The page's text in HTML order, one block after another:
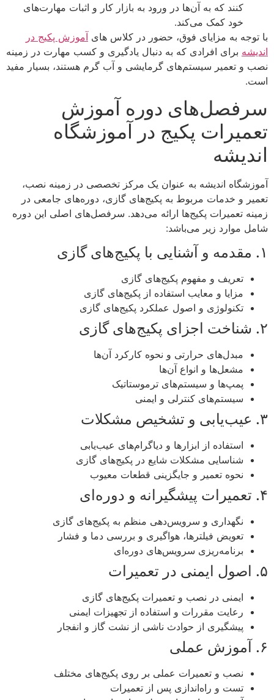
کنند که به آن‌ها در ورود به بازار کار و اثبات مهارت‌های
خود کمک می‌کند.
با توجه به مزایای فوق، حضور در کلاس های آموزش پکیج در
اندیشه برای افرادی که به دنبال یادگیری و کسب مهارت در زمینه
نصب و تعمیر سیستم‌های گرمایشی و آب گرم هستند، بسیار مفید
است.
سرفصل‌های دوره آموزش
تعمیرات پکیج در آموزشگاه
اندیشه
آموزشگاه اندیشه به عنوان یک مرکز تخصصی در زمینه نصب،
تعمیر و خدمات مربوط به پکیج‌های گازی، دوره‌های جامعی در
زمینه تعمیرات پکیج‌ها ارائه می‌دهد. سرفصل‌های اصلی این دوره
شامل موارد زیر می‌باشد:
۱. مقدمه و آشنایی با پکیج‌های گازی
تعریف و مفهوم پکیج‌های گازی
مزایا و معایب استفاده از پکیج‌های گازی
تکنولوژی و اصول عملکرد پکیج‌های گازی
۲. شناخت اجزای پکیج‌های گازی
مبدل‌های حرارتی و نحوه کارکرد آن‌ها
مشعل‌ها و انواع آن‌ها
پمپ‌ها و سیستم‌های ترموستاتیک
سیستم‌های کنترلی و ایمنی
۳. عیب‌یابی و تشخیص مشکلات
استفاده از ابزارها و دیاگرام‌های عیب‌یابی
شناسایی مشکلات شایع در پکیج‌های گازی
نحوه تعمیر و جایگزینی قطعات معیوب
۴. تعمیرات پیشگیرانه و دوره‌ای
نگهداری و سرویس‌دهی منظم به پکیج‌های گازی
تعویض فیلترها، هواگیری و بررسی دما و فشار
برنامه‌ریزی سرویس‌های دوره‌ای
۵. اصول ایمنی در تعمیرات
ایمنی در نصب و تعمیرات پکیج‌های گازی
رعایت مقررات و استفاده از تجهیزات ایمنی
پیشگیری از حوادث ناشی از نشت گاز و انفجار
۶. آموزش عملی
نصب و تعمیرات عملی بر روی پکیج‌های مختلف
تست و راه‌اندازی پس از تعمیرات